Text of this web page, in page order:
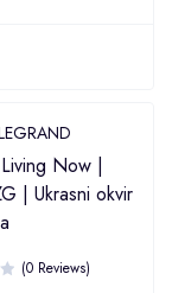
Now |
| Ukrasni okvir
(0 Reviews)